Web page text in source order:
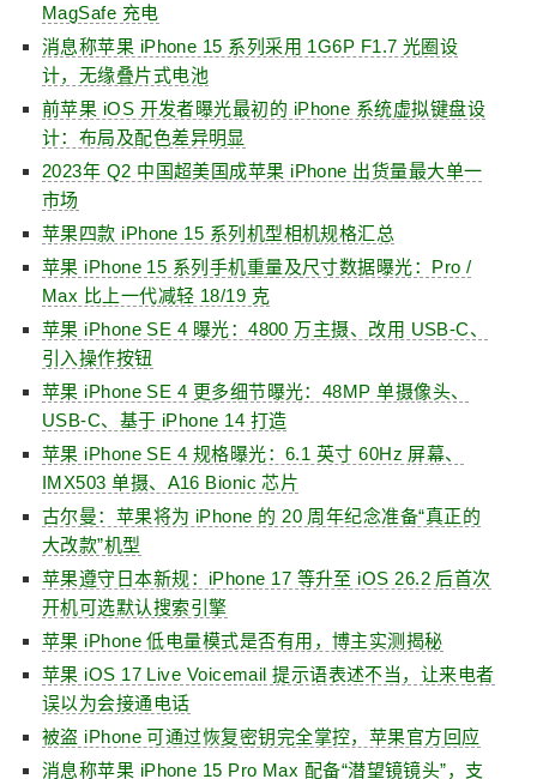
MagSafe 充电
消息称苹果 iPhone 15 系列采用 1G6P F1.7 光圈设
计，无缘叠片式电池
前苹果 iOS 开发者曝光最初的 iPhone 系统虚拟键盘设
计：布局及配色差异明显
2023年 Q2 中国超美国成苹果 iPhone 出货量最大单一
市场
苹果四款 iPhone 15 系列机型相机规格汇总
苹果 iPhone 15 系列手机重量及尺寸数据曝光：Pro /
Max 比上一代减轻 18/19 克
苹果 iPhone SE 4 曝光：4800 万主摄、改用 USB-C、
引入操作按钮
苹果 iPhone SE 4 更多细节曝光：48MP 单摄像头、
USB-C、基于 iPhone 14 打造
苹果 iPhone SE 4 规格曝光：6.1 英寸 60Hz 屏幕、
IMX503 单摄、A16 Bionic 芯片
古尔曼：苹果将为 iPhone 的 20 周年纪念准备“真正的
大改款”机型
苹果遵守日本新规：iPhone 17 等升至 iOS 26.2 后首次
开机可选默认搜索引擎
苹果 iPhone 低电量模式是否有用，博主实测揭秘
苹果 iOS 17 Live Voicemail 提示语表述不当，让来电者
误以为会接通电话
被盗 iPhone 可通过恢复密钥完全掌控，苹果官方回应
消息称苹果 iPhone 15 Pro Max 配备“潜望镜镜头”，支